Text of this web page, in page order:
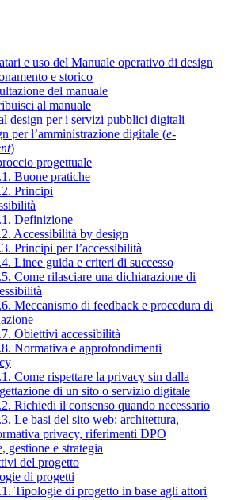
e uso del Manuale operativo di design
e storico
del manuale
al manuale
design per i servizi pubblici digitali
per l’amministrazione digitale (e-
)
progettuale
Buone pratiche
Principi
Definizione
Accessibilità by design
Principi per l’accessibilità
Linee guida e criteri di successo
Come rilasciare una dichiarazione di
Meccanismo di feedback e procedura di
Obiettivi accessibilità
Normativa e approfondimenti
Come rispettare la privacy sin dalla
di un sito o servizio digitale
Richiedi il consenso quando necessario
Le basi del sito web: architettura,
privacy, riferimenti DPO
gestione e strategia
del progetto
di progetti
Tipologie di progetto in base agli attori